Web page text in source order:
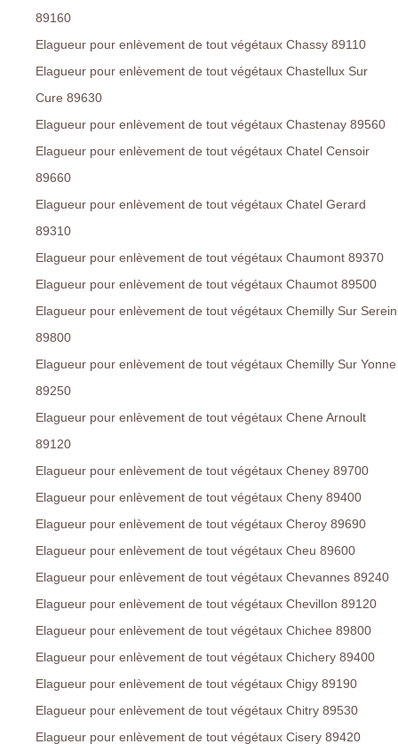
89160
Elagueur pour enlèvement de tout végétaux Chassy 89110
Elagueur pour enlèvement de tout végétaux Chastellux Sur
Cure 89630
Elagueur pour enlèvement de tout végétaux Chastenay 89560
Elagueur pour enlèvement de tout végétaux Chatel Censoir
89660
Elagueur pour enlèvement de tout végétaux Chatel Gerard
89310
Elagueur pour enlèvement de tout végétaux Chaumont 89370
Elagueur pour enlèvement de tout végétaux Chaumot 89500
Elagueur pour enlèvement de tout végétaux Chemilly Sur Serein
89800
Elagueur pour enlèvement de tout végétaux Chemilly Sur Yonne
89250
Elagueur pour enlèvement de tout végétaux Chene Arnoult
89120
Elagueur pour enlèvement de tout végétaux Cheney 89700
Elagueur pour enlèvement de tout végétaux Cheny 89400
Elagueur pour enlèvement de tout végétaux Cheroy 89690
Elagueur pour enlèvement de tout végétaux Cheu 89600
Elagueur pour enlèvement de tout végétaux Chevannes 89240
Elagueur pour enlèvement de tout végétaux Chevillon 89120
Elagueur pour enlèvement de tout végétaux Chichee 89800
Elagueur pour enlèvement de tout végétaux Chichery 89400
Elagueur pour enlèvement de tout végétaux Chigy 89190
Elagueur pour enlèvement de tout végétaux Chitry 89530
Elagueur pour enlèvement de tout végétaux Cisery 89420